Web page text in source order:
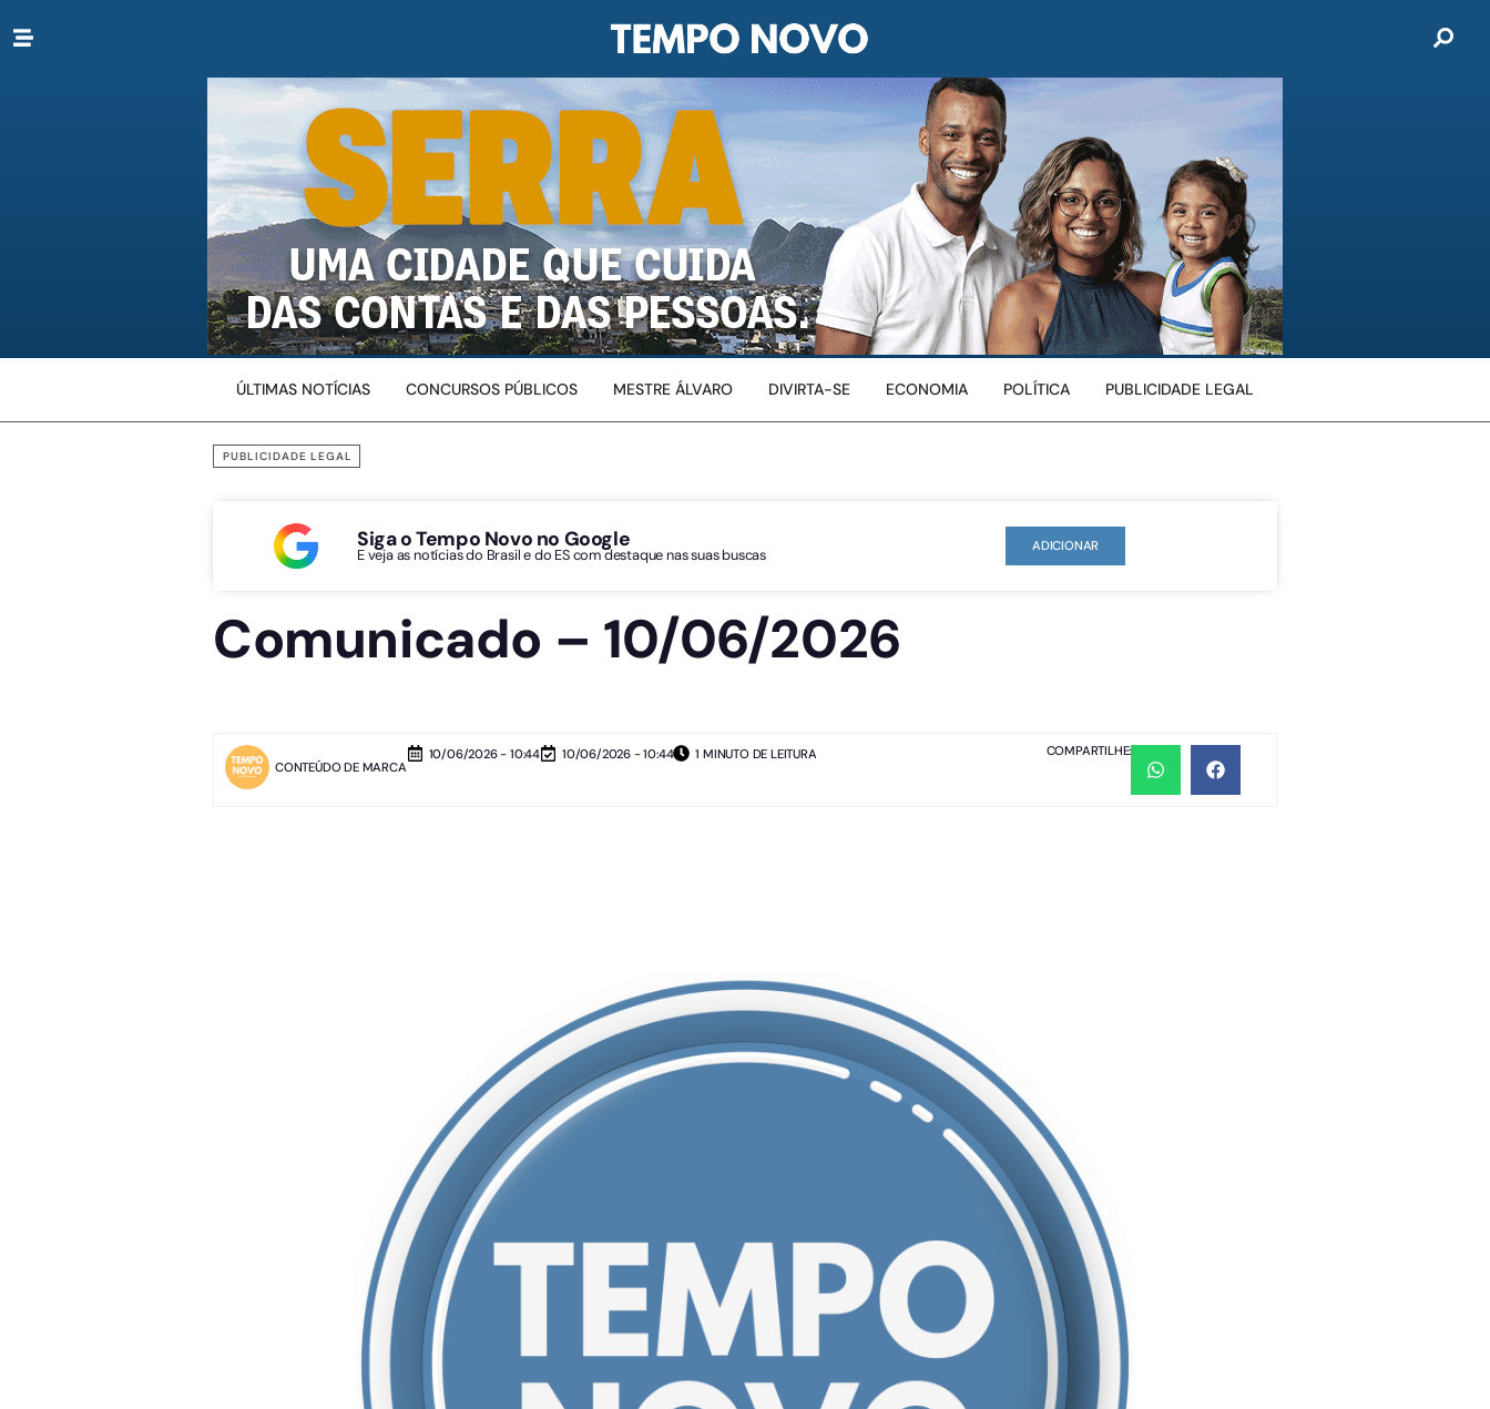
ÚLTIMAS NOTÍCIAS CONCURSOS PÚBLICOS MESTRE ÁLVARO DIVIRTA-SE ECONOMIA POLÍTICA PUBLICIDADE LEGAL
PUBLICIDADE LEGAL
Siga o Tempo Novo no Google
E veja as notícias do Brasil e do ES com destaque nas suas buscas ADICIONAR
Comunicado – 10/06/2026
CONTEÚDO DE MARCA
10/06/2026 - 10:44 10/06/2026 - 10:44 1 MINUTO DE LEITURA COMPARTILHE: